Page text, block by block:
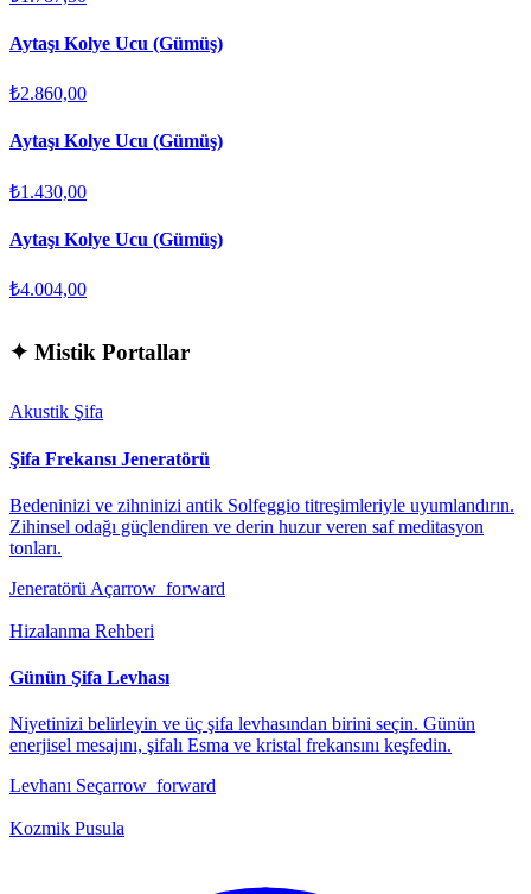
Aytaşı Kolye Ucu (Gümüş)
₺2.860,00
Aytaşı Kolye Ucu (Gümüş)
₺1.430,00
Aytaşı Kolye Ucu (Gümüş)
₺4.004,00
✦ Mistik Portallar
Akustik Şifa
Şifa Frekansı Jeneratörü
Bedeninizi ve zihninizi antik Solfeggio titreşimleriyle uyumlandırın.
Zihinsel odağı güçlendiren ve derin huzur veren saf meditasyon
tonları.
Jeneratörü Açarrow_forward
Hizalanma Rehberi
Günün Şifa Levhası
Niyetinizi belirleyin ve üç şifa levhasından birini seçin. Günün
enerjisel mesajını, şifalı Esma ve kristal frekansını keşfedin.
Levhanı Seçarrow_forward
Kozmik Pusula